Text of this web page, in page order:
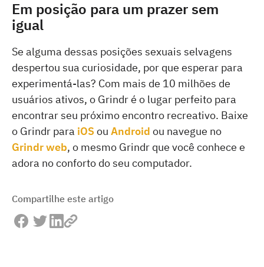
Em posição para um prazer sem
igual
Se alguma dessas posições sexuais selvagens
despertou sua curiosidade, por que esperar para
experimentá-las? Com mais de 10 milhões de
usuários ativos, o Grindr é o lugar perfeito para
encontrar seu próximo encontro recreativo. Baixe
o Grindr para iOS ou Android ou navegue no
Grindr web, o mesmo Grindr que você conhece e
adora no conforto do seu computador.
Compartilhe este artigo